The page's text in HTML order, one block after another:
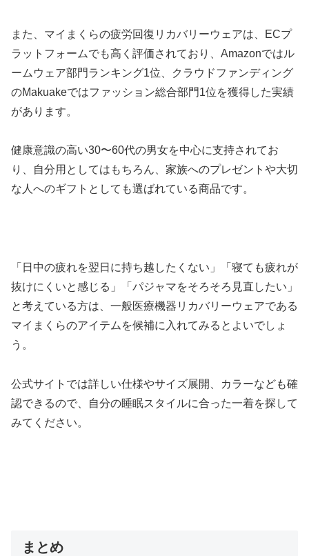
また、マイまくらの疲労回復リカバリーウェアは、ECプ
ラットフォームでも高く評価されており、Amazonではル
ームウェア部門ランキング1位、クラウドファンディング
のMakuakeではファッション総合部門1位を獲得した実績
があります。
健康意識の高い30〜60代の男女を中心に支持されてお
り、自分用としてはもちろん、家族へのプレゼントや大切
な人へのギフトとしても選ばれている商品です。
「日中の疲れを翌日に持ち越したくない」「寝ても疲れが
抜けにくいと感じる」「パジャマをそろそろ見直したい」
と考えている方は、一般医療機器リカバリーウェアである
マイまくらのアイテムを候補に入れてみるとよいでしょ
う。
公式サイトでは詳しい仕様やサイズ展開、カラーなども確
認できるので、自分の睡眠スタイルに合った一着を探して
みてください。
まとめ